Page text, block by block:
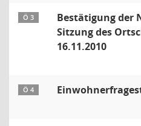
Ö 3
Bestätigung der
Sitzung des
16.11.2010
Ö 4